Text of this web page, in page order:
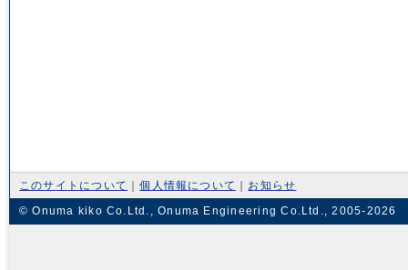
このサイトについて ｜個人情報について
お知らせ
© Onuma kiko Co.Ltd., Onuma Engineering Co.Ltd., 2005-2026